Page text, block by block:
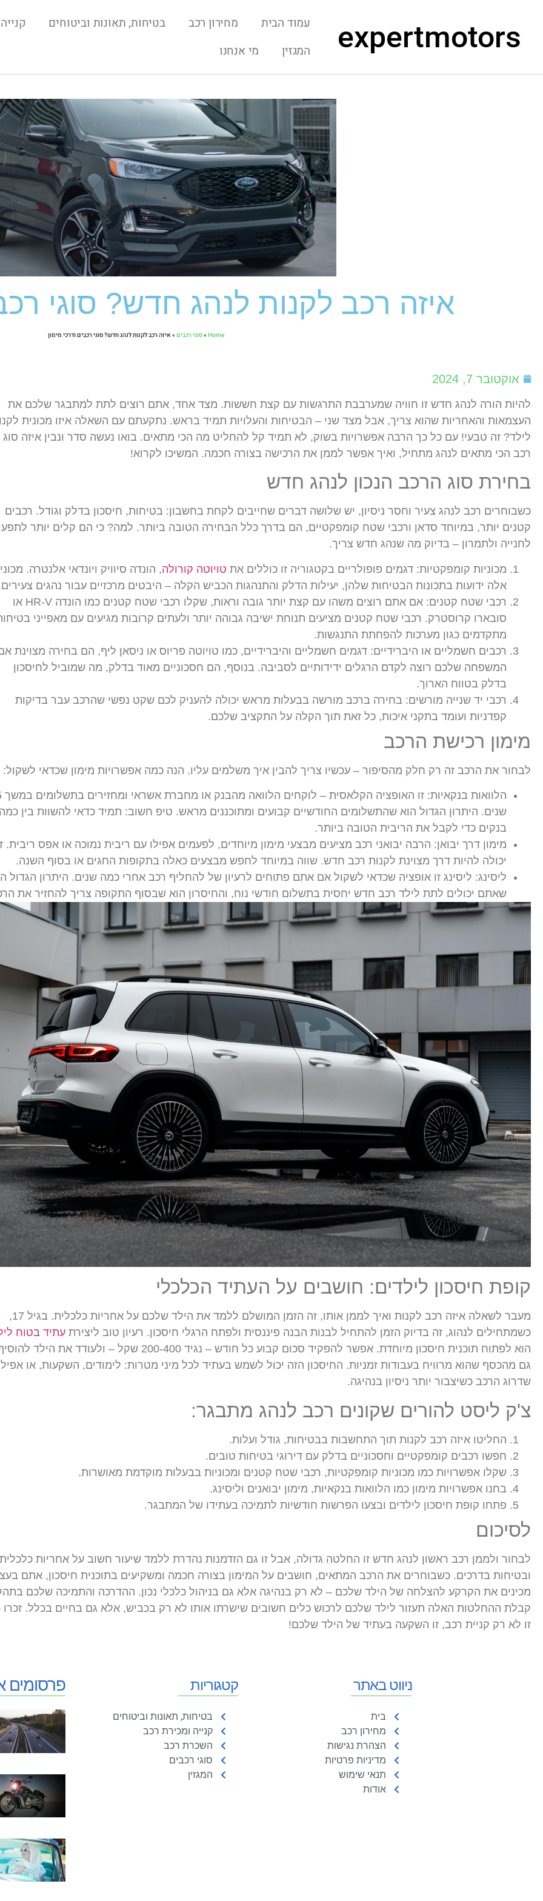
expertmotors עמוד הבית מחירון רכב בטיחות, תאונות וביטוחים
המגזין
מי אנחנו
איזה רכב לקנות לנהג חדש? סוגי
Home
»סוגי רכבים» איזה רכב לקנות לנהג חדש? סוגי רכבים ודרכי מימון
אוקטובר 7, 2024
להיות הורה לנהג חדש זו חוויה שמערבבת התרגשות עם קצת חששות. מצד אחד, אתם רוצים לתת למתבגר שלכם את
העצמאות והאחריות שהוא צריך, אבל מצד שני – הבטיחות והעלויות תמיד בראש. נתקעתם עם השאלה איזו מכונית
לילד? זה טבעי! עם כל כך הרבה אפשרויות בשוק, לא תמיד קל להחליט מה הכי מתאים. בואו נעשה סדר ונבין איזה סוג
רכב הכי מתאים לנהג מתחיל, ואיך אפשר לממן את הרכישה בצורה חכמה. המשיכו לקרוא!
בחירת סוג הרכב הנכון לנהג חדש
כשבוחרים רכב לנהג צעיר וחסר ניסיון, יש שלושה דברים שחייבים לקחת בחשבון: בטיחות, חיסכון בדלק וגודל. רכבים
קטנים יותר, במיוחד סדאן ורכבי שטח קומפקטיים, הם בדרך כלל הבחירה הטובה ביותר. למה? כי הם קלים יותר
לחנייה ולתמרון – בדיוק מה שנהג חדש צריך.
מכוניות קומפקטיות: דגמים פופולריים בקטגוריה זו כוללים את טויוטה קורולה, הונדה סיוויק ויונדאי אלנטרה.
אלה ידועות בתכונות הבטיחות שלהן, יעילות הדלק והתנהגות הכביש הקלה – היבטים מרכזיים עבור נהגים
רכבי שטח קטנים: אם אתם רוצים משהו עם קצת יותר גובה וראות, שקלו רכבי שטח קטנים כמו הונדה HR-V או
סובארו קרוסטרק. רכבי שטח קטנים מציעים תנוחת ישיבה גבוהה יותר ולעתים קרובות מגיעים עם מאפייני
מתקדמים כגון מערכות להפחתת התנגשות.
רכבים חשמליים או היברידיים: דגמים חשמליים והיברידיים, כמו טויוטה פריוס או ניסאן ליף, הם בחירה מצוינת
המשפחה שלכם רוצה לקדם הרגלים ידידותיים לסביבה. בנוסף, הם חסכוניים מאוד בדלק, מה שמוביל לחיסכון
בדלק בטווח הארוך.
רכבי יד שנייה מורשים: בחירה ברכב מורשה בבעלות מראש יכולה להעניק לכם שקט נפשי שהרכב עבר בדיקות
קפדניות ועומד בתקני איכות, כל זאת תוך הקלה על התקציב שלכם.
מימון רכישת הרכב
לבחור את הרכב זה רק חלק מהסיפור – עכשיו צריך להבין איך משלמים עליו. הנה כמה אפשרויות מימון שכדאי לשקול:
שנים. היתרון הגדול הוא שהתשלומים החודשיים קבועים ומתוכננים מראש. טיפ חשוב: תמיד כדאי להשוות בין
בנקים כדי לקבל את הריבית הטובה ביותר.
מימון דרך יבואן: הרבה יבואני רכב מציעים מבצעי מימון מיוחדים, לפעמים אפילו עם ריבית נמוכה או אפס ריבית.
יכולה להיות דרך מצוינת לקנות רכב חדש. שווה במיוחד לחפש מבצעים כאלה בתקופות החגים או בסוף השנה.
ליסינג: ליסינג זו אופציה שכדאי לשקול אם אתם פתוחים לרעיון של להחליף רכב אחרי כמה שנים. היתרון הגדול
שאתם יכולים לתת לילד רכב חדש יחסית בתשלום חודשי נוח, והחיסרון הוא שבסוף התקופה צריך להחזיר את
קופת חיסכון לילדים: חושבים על העתיד הכלכלי
מעבר לשאלה איזה רכב לקנות ואיך לממן אותו, זה הזמן המושלם ללמד את הילד שלכם על אחריות כלכלית. בגיל 17,
כשמתחילים לנהוג, זה בדיוק הזמן להתחיל לבנות הבנה פיננסית ולפתח הרגלי חיסכון. רעיון טוב ליצירת עתיד בטוח
הוא לפתוח תוכנית חיסכון מיוחדת. אפשר להפקיד סכום קבוע כל חודש – נגיד 200-400 שקל – ולעודד את הילד
גם מהכסף שהוא מרוויח בעבודות זמניות. החיסכון הזה יכול לשמש בעתיד לכל מיני מטרות: לימודים, השקעות, או
שדרוג הרכב כשיצבור יותר ניסיון בנהיגה.
צ'ק ליסט להורים שקונים רכב לנהג מתבגר:
החליטו איזה רכב לקנות תוך התחשבות בבטיחות, גודל ועלות.
חפשו רכבים קומפקטיים וחסכוניים בדלק עם דירוגי בטיחות טובים.
שקלו אפשרויות כמו מכוניות קומפקטיות, רכבי שטח קטנים ומכוניות בבעלות מוקדמת מאושרות.
בחנו אפשרויות מימון כמו הלוואות בנקאיות, מימון יבואנים וליסינג.
פתחו קופת חיסכון לילדים ובצעו הפרשות חודשיות לתמיכה בעתידו של המתבגר.
לסיכום
לבחור ולממן רכב ראשון לנהג חדש זו החלטה גדולה, אבל זו גם הזדמנות נהדרת ללמד שיעור חשוב על אחריות כלכלית
ובטיחות בדרכים. כשבוחרים את הרכב המתאים, חושבים על המימון בצורה חכמה ומשקיעים בתוכנית חיסכון, אתם
מכינים את הקרקע להצלחה של הילד שלכם – לא רק בנהיגה אלא גם בניהול כלכלי נכון. ההדרכה והתמיכה שלכם
קבלת ההחלטות האלה תעזור לילד שלכם לרכוש כלים חשובים שישרתו אותו לא רק בכביש, אלא גם בחיים בכלל. זכרו
זו לא רק קניית רכב, זו השקעה בעתיד של הילד שלכם!
ניווט באתר
בית
מחירון רכב
הצהרת נגישות
מדיניות פרטיות
תנאי שימוש
אודות
קטגוריות
בטיחות, תאונות וביטוחים
קנייה ומכירת רכב
השכרת רכב
סוגי רכבים
המגזין
פרסומים